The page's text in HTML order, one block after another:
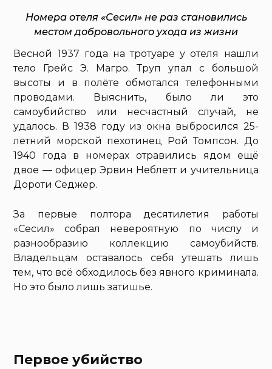
Номера отеля «Сесил» не раз становились
местом добровольного ухода из жизни
Весной 1937 года на тротуаре у отеля нашли
тело Грейс Э. Магро. Труп упал с большой
высоты и в полёте обмотался телефонными
проводами. Выяснить, было ли это
самоубийство или несчастный случай, не
удалось. В 1938 году из окна выбросился 25-
летний морской пехотинец Рой Томпсон. До
1940 года в номерах отравились ядом ещё
двое — офицер Эрвин Неблетт и учительница
Дороти Седжер.
За первые полтора десятилетия работы
«Сесил» собрал невероятную по числу и
разнообразию коллекцию самоубийств.
Владельцам оставалось себя утешать лишь
тем, что всё обходилось без явного криминала.
Но это было лишь затишье.
Первое убийство